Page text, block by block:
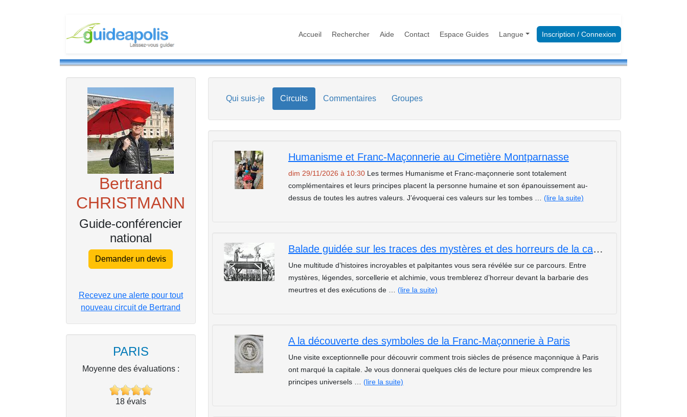
Accueil Rechercher Aide Contact Espace Guides Langue Inscription / Connexion
Bertrand
CHRISTMANN
Guide-conférencier
national
Demander un devis
Recevez une alerte pour tout
nouveau circuit de Bertrand
PARIS
Moyenne des évaluations :
18évals
Qui suis-je Circuits Commentaires Groupes
Humanisme et Franc-Maçonnerie au Cimetière Montparnasse
dim 29/11/2026 à 10:30 Les termes Humanisme et Franc-maçonnerie sont totalement
complémentaires et leurs principes placent la personne humaine et son épanouissement au-
dessus de toutes les autres valeurs. J’évoquerai ces valeurs sur les tombes … (lire la suite)
Balade guidée sur les traces des mystères et des horreurs de la capitale.
Une multitude d’histoires incroyables et palpitantes vous sera révélée sur ce parcours. Entre
mystères, légendes, sorcellerie et alchimie, vous tremblerez d’horreur devant la barbarie des
meurtres et des exécutions de … (lire la suite)
A la découverte des symboles de la Franc-Maçonnerie à Paris
Une visite exceptionnelle pour découvrir comment trois siècles de présence maçonnique à Paris
ont marqué la capitale. Je vous donnerai quelques clés de lecture pour mieux comprendre les
principes universels … (lire la suite)